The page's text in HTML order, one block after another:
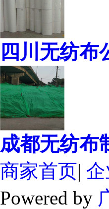
四川无纺布
成都无纺布
商家首页|
Powered by